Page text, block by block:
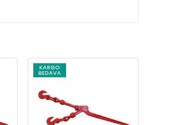
KARGO
BEDAVA